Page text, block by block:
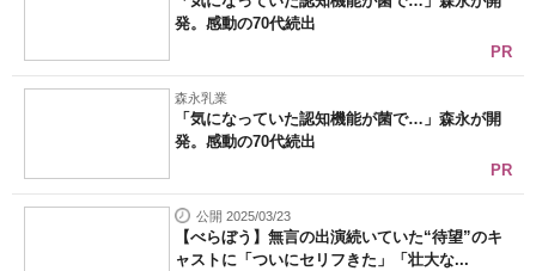
発。感動の70代続出
PR
森永乳業
「気になっていた認知機能が菌で…」森永が開
発。感動の70代続出
PR
公開 2025/03/23
【べらぼう】無言の出演続いていた“待望”のキ
ャストに「ついにセリフきた」「壮大な...